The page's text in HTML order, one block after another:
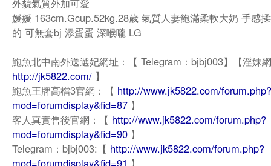
外貌氣質外加可愛
媛媛 163cm.Gcup.52kg.28歲 氣質人妻飽滿柔軟大奶 手感
的 可無套bj 添蛋蛋 深喉嚨 LG
鮑魚北中南外送選妃網址：【 Telegram：bjbj003】【淫妹
http://jk5822.com/ 】
鮑魚王牌高檔3官網：【 http://www.jk5822.com/forum.php?
mod=forumdisplay&fid=87 】
客人真實售後官網：【 http://www.jk5822.com/forum.php?
mod=forumdisplay&fid=90 】
Telegram：bjbj003:【 http://www.jk5822.com/forum.php?
mod=forumdisplay&fid=91 】